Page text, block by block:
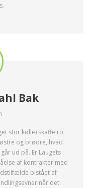
Bak
stor kølle) skaffe ro,
og brødre, hvad
ud på. Er Laugets
af kontrakter med
bistået af
når det